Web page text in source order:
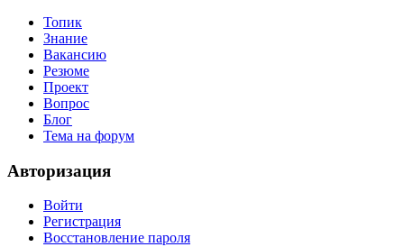
Топик
Знание
Вакансию
Резюме
Проект
Вопрос
Блог
Тема на форум
Авторизация
Войти
Регистрация
Восстановление пароля